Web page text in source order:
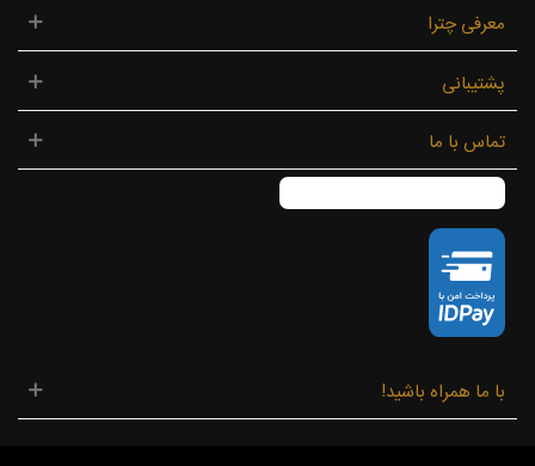
معرفی چترا
پشتیبانی
تماس با ما
با ما همراه باشید!